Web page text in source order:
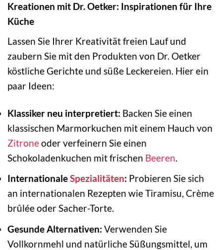
Kreationen mit Dr. Oetker: Inspirationen für Ihre
Küche
Lassen Sie Ihrer Kreativität freien Lauf und
zaubern Sie mit den Produkten von Dr. Oetker
köstliche Gerichte und süße Leckereien. Hier ein
paar Ideen:
Klassiker neu interpretiert: Backen Sie einen
klassischen Marmorkuchen mit einem Hauch von
Zitroneoder verfeinern Sie einen
Schokoladenkuchen mit frischen Beeren.
InternationaleSpezialitäten: Probieren Sie sich
an internationalen Rezepten wie Tiramisu, Crème
brûlée oder Sacher-Torte.
Gesunde Alternativen: Verwenden Sie
Vollkornmehl und natürliche Süßungsmittel, um